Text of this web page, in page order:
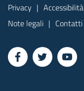
Privacy Accessibilità
Note legali
Contatti